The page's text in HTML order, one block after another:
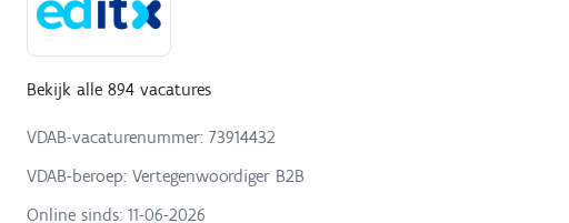
Bekijk alle 894 vacatures
VDAB-vacaturenummer: 73914432
VDAB-beroep: Vertegenwoordiger B2B
Online sinds: 11-06-2026